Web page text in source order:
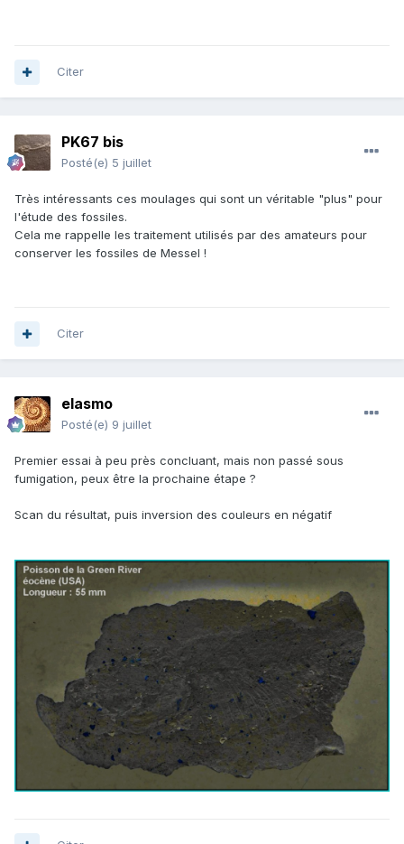
Citer
PK67 bis
Posté(e) 5 juillet
Très intéressants ces moulages qui sont un véritable "plus" pour
l'étude des fossiles.
Cela me rappelle les traitement utilisés par des amateurs pour
conserver les fossiles de Messel !
Citer
elasmo
Posté(e) 9 juillet
Premier essai à peu près concluant, mais non passé sous
fumigation, peux être la prochaine étape ?
Scan du résultat, puis inversion des couleurs en négatif